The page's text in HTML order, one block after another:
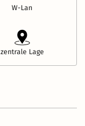
W-Lan
zentrale Lage